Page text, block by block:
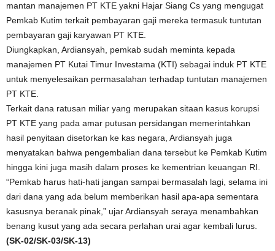
mantan manajemen PT KTE yakni Hajar Siang Cs yang mengugat
Pemkab Kutim terkait pembayaran gaji mereka termasuk tuntutan
pembayaran gaji karyawan PT KTE.
Diungkapkan, Ardiansyah, pemkab sudah meminta kepada
manajemen PT Kutai Timur Investama (KTI) sebagai induk PT KTE
untuk menyelesaikan permasalahan terhadap tuntutan manajemen
PT KTE.
Terkait dana ratusan miliar yang merupakan sitaan kasus korupsi
PT KTE yang pada amar putusan persidangan memerintahkan
hasil penyitaan disetorkan ke kas negara, Ardiansyah juga
menyatakan bahwa pengembalian dana tersebut ke Pemkab Kutim
hingga kini juga masih dalam proses ke kementrian keuangan RI.
“Pemkab harus hati-hati jangan sampai bermasalah lagi, selama ini
dari dana yang ada belum memberikan hasil apa-apa sementara
kasusnya beranak pinak,” ujar Ardiansyah seraya menambahkan
benang kusut yang ada secara perlahan urai agar kembali lurus.
(SK-02/SK-03/SK-13)